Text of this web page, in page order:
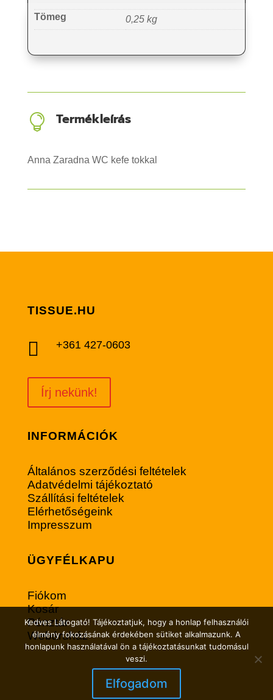
Tömeg 0,25 kg
 Termékleírás
Anna Zaradna WC kefe tokkal
TISSUE.HU
 +361 427-0603
Írj nekünk!
INFORMÁCIÓK
Általános szerződési feltételek
Adatvédelmi tájékoztató
Szállítási feltételek
Elérhetőségeink
Impresszum
ÜGYFÉLKAPU
Fiókom
Kosár
Pénztár
Webáruház
Kedves Látogató! Tájékoztatjuk, hogy a honlap felhasználói
élmény fokozásának érdekében sütiket alkalmazunk. A
honlapunk használatával ön a tájékoztatásunkat tudomásul
veszi.
Elfogadom